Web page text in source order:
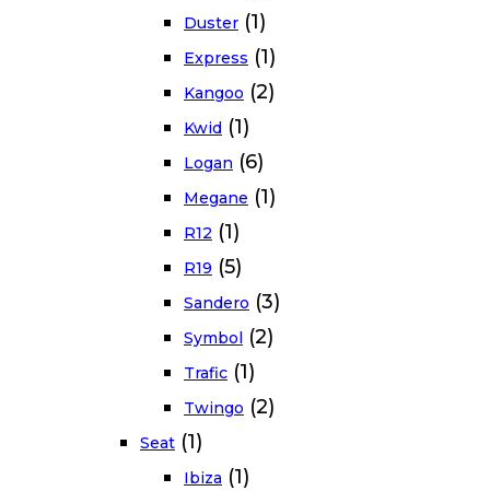
Duster (1)
Express (1)
Kangoo (2)
Kwid (1)
Logan (6)
Megane (1)
R12 (1)
R19 (5)
Sandero (3)
Symbol (2)
Trafic (1)
Twingo (2)
Seat (1)
Ibiza (1)